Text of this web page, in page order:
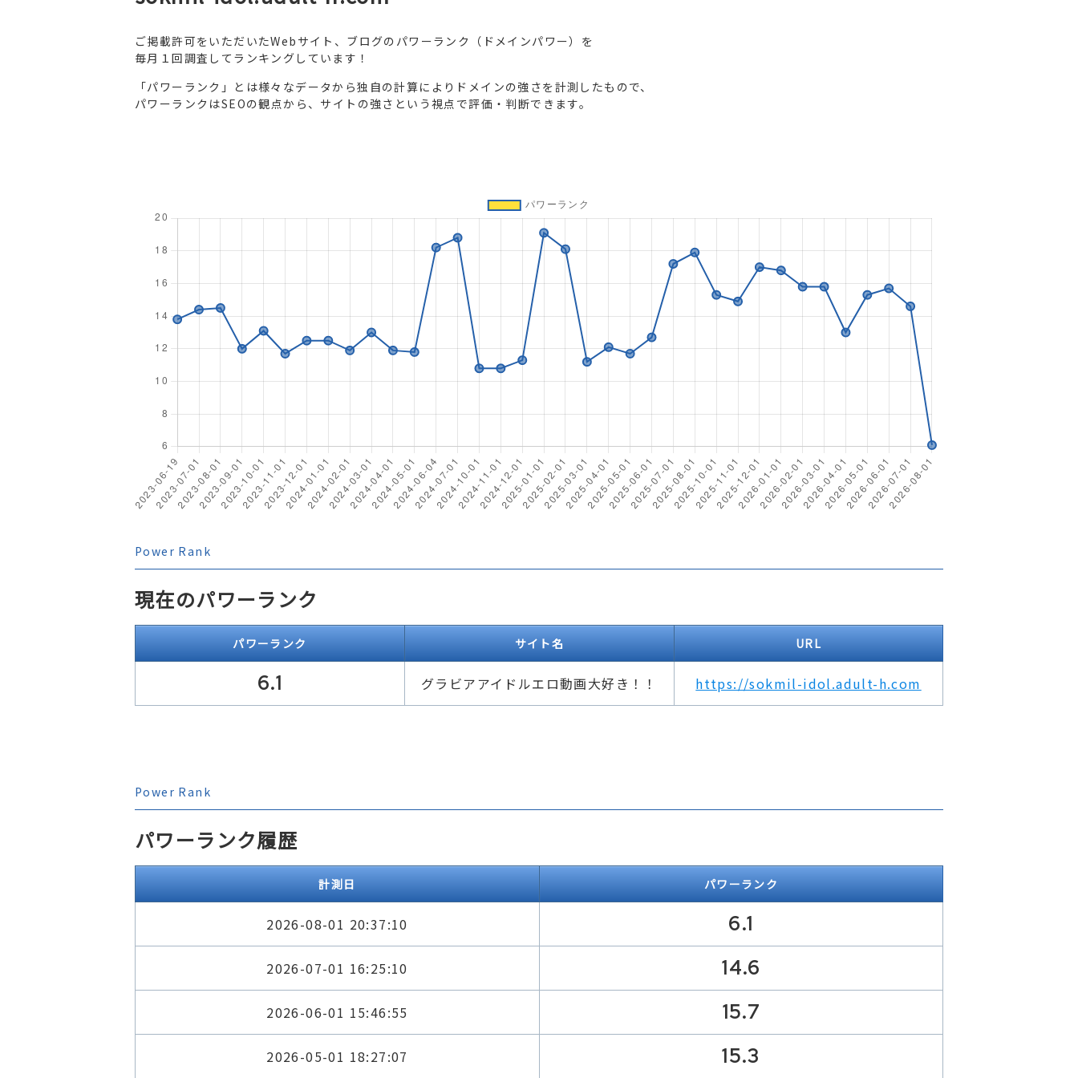
ご掲載許可をいただいたWebサイト、ブログのパワーランク（ドメインパワー）を
毎月１回調査してランキングしています！
「パワーランク」とは様々なデータから独自の計算によりドメインの強さを計測したもので、
パワーランクはSEOの観点から、サイトの強さという視点で評価・判断できます。
Power Rank
現在のパワーランク
パワーランク サイト名 URL
6.1 グラビアアイドルエロ動画大好き！！ https://sokmil-idol.adult-h.com
Power Rank
パワーランク履歴
計測日 パワーランク
2026-08-01 20:37:10 6.1
2026-07-01 16:25:10 14.6
2026-06-01 15:46:55 15.7
2026-05-01 18:27:07 15.3